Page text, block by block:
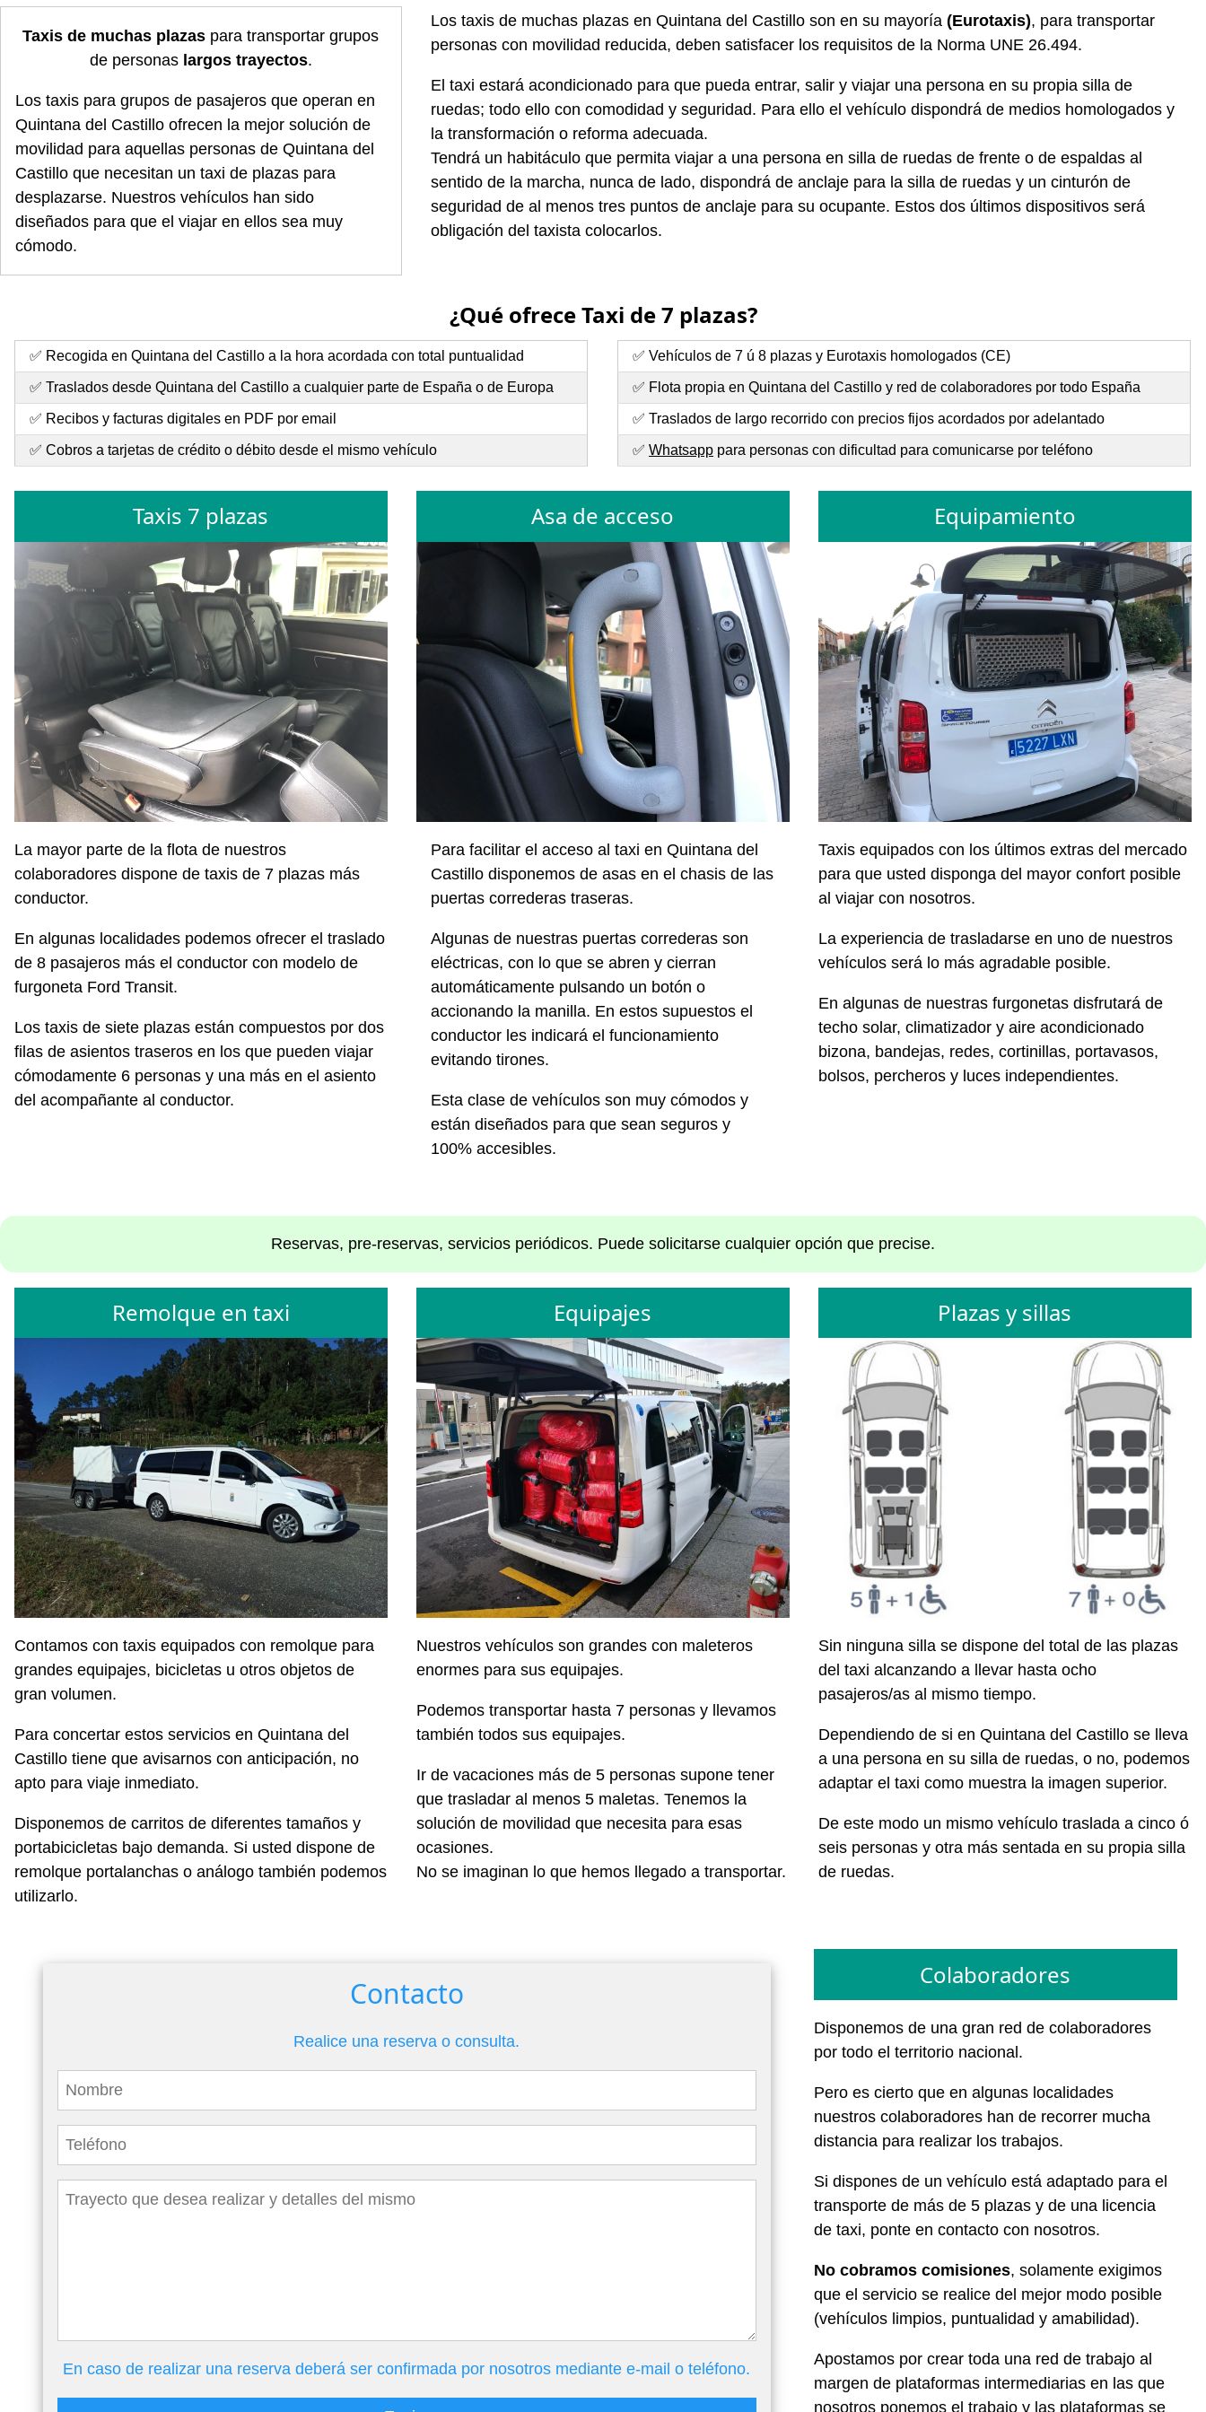
Taxis de muchas plazas para transportar grupos
de personas largos trayectos.
Los taxis para grupos de pasajeros que operan en
Quintana del Castillo ofrecen la mejor solución de
movilidad para aquellas personas de Quintana del
Castillo que necesitan un taxi de plazas para
desplazarse. Nuestros vehículos han sido
diseñados para que el viajar en ellos sea muy
cómodo.
Los taxis de muchas plazas en Quintana del Castillo son en su mayoría (Eurotaxis), para transportar
personas con movilidad reducida, deben satisfacer los requisitos de la Norma UNE 26.494.
El taxi estará acondicionado para que pueda entrar, salir y viajar una persona en su propia silla de
ruedas; todo ello con comodidad y seguridad. Para ello el vehículo dispondrá de medios homologados y
la transformación o reforma adecuada.
Tendrá un habitáculo que permita viajar a una persona en silla de ruedas de frente o de espaldas al
sentido de la marcha, nunca de lado, dispondrá de anclaje para la silla de ruedas y un cinturón de
seguridad de al menos tres puntos de anclaje para su ocupante. Estos dos últimos dispositivos será
obligación del taxista colocarlos.
¿Qué ofrece Taxi de 7 plazas?
✅ Recogida en Quintana del Castillo a la hora acordada con total puntualidad
✅ Traslados desde Quintana del Castillo a cualquier parte de España o de Europa
✅ Recibos y facturas digitales en PDF por email
✅ Cobros a tarjetas de crédito o débito desde el mismo vehículo
✅ Vehículos de 7 ú 8 plazas y Eurotaxis homologados (CE)
✅ Flota propia en Quintana del Castillo y red de colaboradores por todo España
✅ Traslados de largo recorrido con precios fijos acordados por adelantado
✅ Whatsapppara personas con dificultad para comunicarse por teléfono
Taxis 7 plazas
La mayor parte de la flota de nuestros
colaboradores dispone de taxis de 7 plazas más
conductor.
En algunas localidades podemos ofrecer el traslado
de 8 pasajeros más el conductor con modelo de
furgoneta Ford Transit.
Los taxis de siete plazas están compuestos por dos
filas de asientos traseros en los que pueden viajar
cómodamente 6 personas y una más en el asiento
del acompañante al conductor.
Asa de acceso
Para facilitar el acceso al taxi en Quintana del
Castillo disponemos de asas en el chasis de las
puertas correderas traseras.
Algunas de nuestras puertas correderas son
eléctricas, con lo que se abren y cierran
automáticamente pulsando un botón o
accionando la manilla. En estos supuestos el
conductor les indicará el funcionamiento
evitando tirones.
Esta clase de vehículos son muy cómodos y
están diseñados para que sean seguros y
100% accesibles.
Equipamiento
Taxis equipados con los últimos extras del mercado
para que usted disponga del mayor confort posible
al viajar con nosotros.
La experiencia de trasladarse en uno de nuestros
vehículos será lo más agradable posible.
En algunas de nuestras furgonetas disfrutará de
techo solar, climatizador y aire acondicionado
bizona, bandejas, redes, cortinillas, portavasos,
bolsos, percheros y luces independientes.
Reservas, pre-reservas, servicios periódicos. Puede solicitarse cualquier opción que precise.
Remolque en taxi
Contamos con taxis equipados con remolque para
grandes equipajes, bicicletas u otros objetos de
gran volumen.
Para concertar estos servicios en Quintana del
Castillo tiene que avisarnos con anticipación, no
apto para viaje inmediato.
Disponemos de carritos de diferentes tamaños y
portabicicletas bajo demanda. Si usted dispone de
remolque portalanchas o análogo también podemos
utilizarlo.
Equipajes
Nuestros vehículos son grandes con maleteros
enormes para sus equipajes.
Podemos transportar hasta 7 personas y llevamos
también todos sus equipajes.
Ir de vacaciones más de 5 personas supone tener
que trasladar al menos 5 maletas. Tenemos la
solución de movilidad que necesita para esas
ocasiones.
No se imaginan lo que hemos llegado a transportar.
Plazas y sillas
Sin ninguna silla se dispone del total de las plazas
del taxi alcanzando a llevar hasta ocho
pasajeros/as al mismo tiempo.
Dependiendo de si en Quintana del Castillo se lleva
a una persona en su silla de ruedas, o no, podemos
adaptar el taxi como muestra la imagen superior.
De este modo un mismo vehículo traslada a cinco ó
seis personas y otra más sentada en su propia silla
de ruedas.
Contacto
Realice una reserva o consulta.
En caso de realizar una reserva deberá ser confirmada por nosotros mediante e-mail o teléfono.
Colaboradores
Disponemos de una gran red de colaboradores
por todo el territorio nacional.
Pero es cierto que en algunas localidades
nuestros colaboradores han de recorrer mucha
distancia para realizar los trabajos.
Si dispones de un vehículo está adaptado para el
transporte de más de 5 plazas y de una licencia
de taxi, ponte en contacto con nosotros.
No cobramos comisiones, solamente exigimos
que el servicio se realice del mejor modo posible
(vehículos limpios, puntualidad y amabilidad).
Apostamos por crear toda una red de trabajo al
margen de plataformas intermediarias en las que
nosotros ponemos el trabajo y las plataformas se